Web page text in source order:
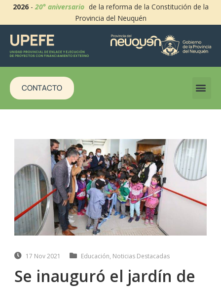
2026-20° aniversario de la reforma de la Constitución de la
Provincia del Neuquén
CONTACTO
17 Nov 2021 Educación, Noticias Destacadas
Se inauguró el jardín de